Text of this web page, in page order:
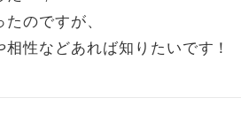
のですが、
性などあれば知りたいです！